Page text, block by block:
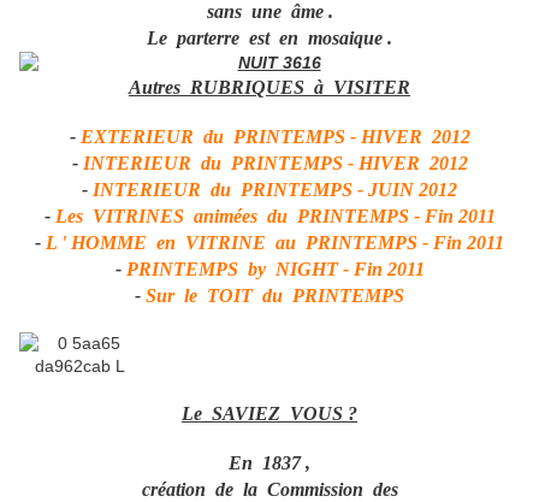
sans une âme .
Le parterre est en mosaique .
Autres RUBRIQUES à VISITER
- EXTERIEUR du PRINTEMPS - HIVER 2012
- INTERIEUR du PRINTEMPS - HIVER 2012
- INTERIEUR du PRINTEMPS - JUIN 2012
- Les VITRINES animées du PRINTEMPS - Fin 2011
- L ' HOMME en VITRINE au PRINTEMPS - Fin 2011
- PRINTEMPS by NIGHT - Fin 2011
- Sur le TOIT du PRINTEMPS
Le SAVIEZ VOUS ?
En 1837 ,
création de la Commission des